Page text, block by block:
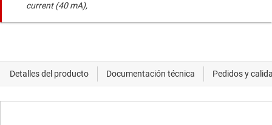
current (40 mA),